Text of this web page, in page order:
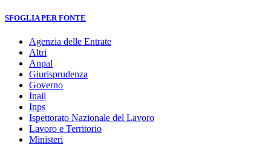
SFOGLIA PER FONTE
Agenzia delle Entrate
Altri
Anpal
Giurisprudenza
Governo
Inail
Inps
Ispettorato Nazionale del Lavoro
Lavoro e Territorio
Ministeri